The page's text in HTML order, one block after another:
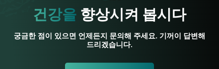
건강을 향상시켜 봅시다
궁금한 점이 있으면 언제든지 문의해 주세요. 기꺼이 답변해
드리겠습니다.